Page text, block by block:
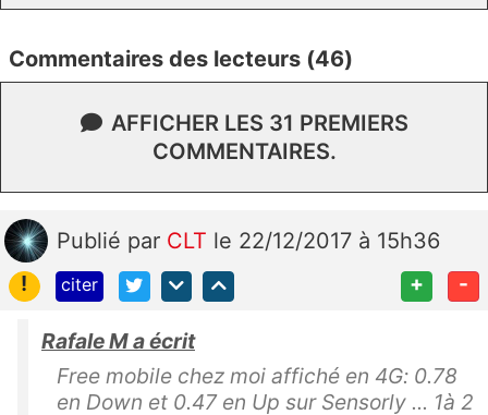
Commentaires des lecteurs (46)
AFFICHER LES 31 PREMIERS
COMMENTAIRES.
Publié par CLT le 22/12/2017 à 15h36
!
citer + -
Rafale M a écrit
Free mobile chez moi affiché en 4G: 0.78
en Down et 0.47 en Up sur Sensorly ... 1à 2